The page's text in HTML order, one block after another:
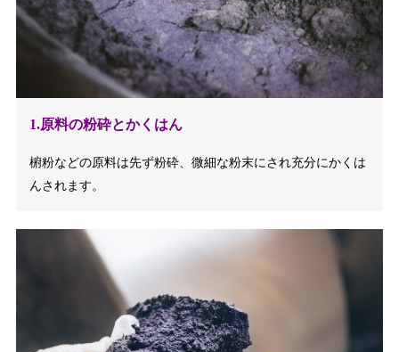
1.原料の粉砕とかくはん
椨粉などの原料は先ず粉砕、微細な粉末にされ充分にかくは
んされます。